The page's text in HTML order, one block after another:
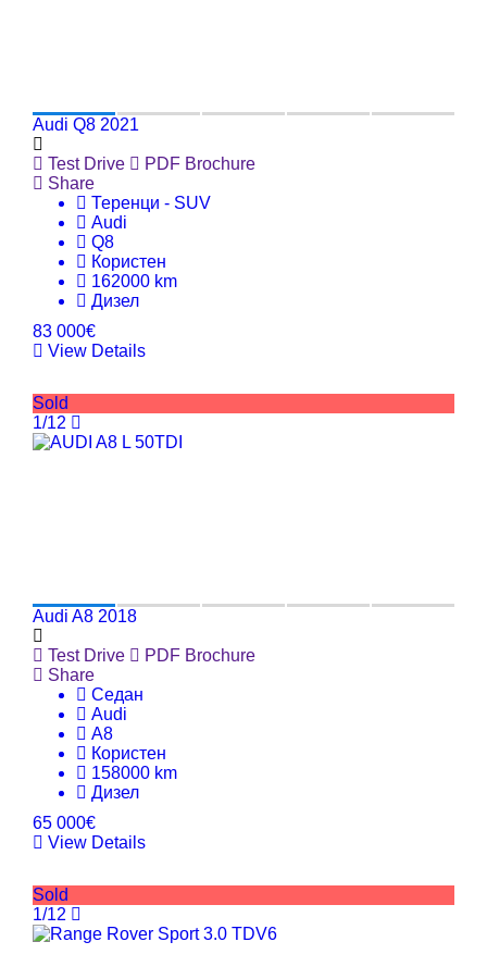
Audi Q8 2021
Test Drive
PDF Brochure
Share
Теренци - SUV
Audi
Q8
Користен
162000 km
Дизел
83 000€
View Details
Sold
1/12
Audi A8 2018
Test Drive
PDF Brochure
Share
Седан
Audi
A8
Користен
158000 km
Дизел
65 000€
View Details
Sold
1/12